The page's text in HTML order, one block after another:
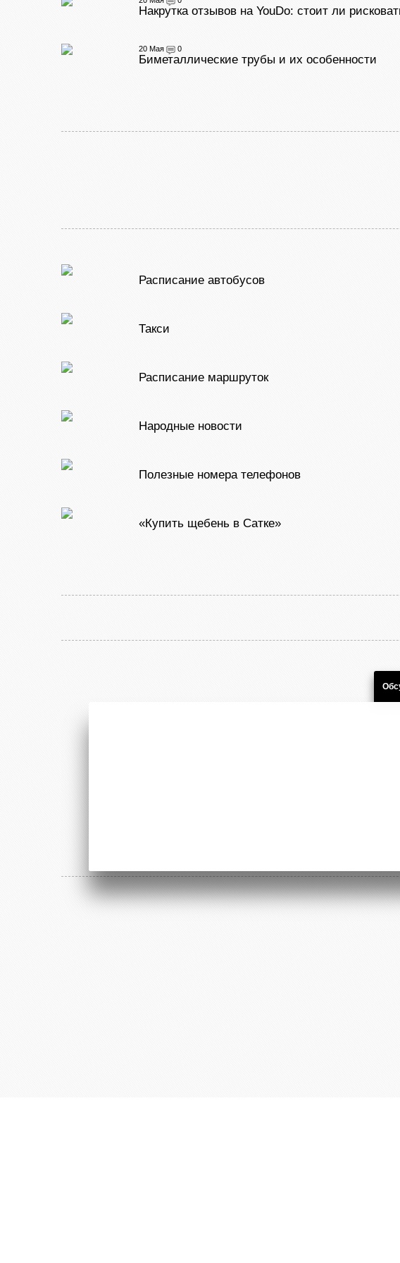
Накрутка отзывов на YouDo: стоит ли
20 Мая 0
Биметаллические трубы и их особенности
Расписание автобусов
Такси
Расписание маршруток
Народные новости
Полезные номера телефонов
«Купить щебень в Сатке»